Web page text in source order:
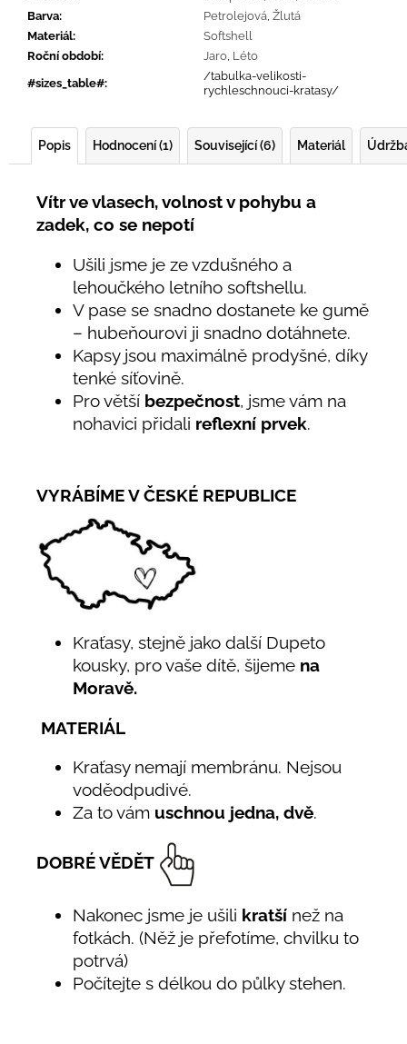
Barva: Petrolejová, Žlutá
Materiál:
Softshell
Roční období: Jaro, Léto
#sizes_table#:
/tabulka-velikosti-
rychleschnouci-kratasy/
Popis Hodnocení (1) Související (6) Materiál
Vítr ve vlasech, volnost v pohybu a
zadek, co se nepotí
Ušili jsme je ze vzdušného a
lehoučkého letního softshellu.
V pase se snadno dostanete ke gumě
– hubeňourovi ji snadno dotáhnete.
Kapsy jsou maximálně prodyšné, díky
tenké síťovině.
Pro větší bezpečnost, jsme vám na
nohavici přidali reflexní prvek.
VYRÁBÍME V ČESKÉ REPUBLICE
Kraťasy, stejně jako další Dupeto
kousky, pro vaše dítě, šijeme na
Moravě.
MATERIÁL
Kraťasy nemají membránu. Nejsou
voděodpudivé.
Za to vám uschnou jedna, dvě.
DOBRÉ VĚDĚT
Nakonec jsme je ušili kratší než na
fotkách. (Něž je přefotíme, chvilku to
potrvá)
Počítejte s délkou do půlky stehen.